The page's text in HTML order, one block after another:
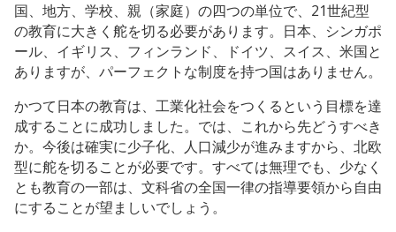
国、地方、学校、親（家庭）の四つの単位で、21世紀型
の教育に大きく舵を切る必要があります。日本、シンガポ
ール、イギリス、フィンランド、ドイツ、スイス、米国と
ありますが、パーフェクトな制度を持つ国はありません。
かつて日本の教育は、工業化社会をつくるという目標を達
成することに成功しました。では、これから先どうすべき
か。今後は確実に少子化、人口減少が進みますから、北欧
型に舵を切ることが必要です。すべては無理でも、少なく
とも教育の一部は、文科省の全国一律の指導要領から自由
にすることが望ましいでしょう。